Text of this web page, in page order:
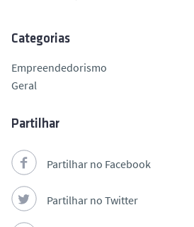
Categorias
Empreendedorismo
Geral
Partilhar
Partilhar no Facebook
Partilhar no Twitter